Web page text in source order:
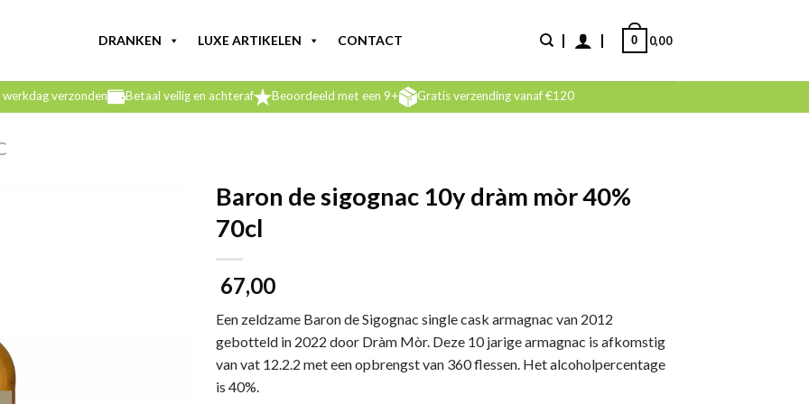
DRANKEN LUXE ARTIKELEN CONTACT 0,00
0
verzonden Betaal veilig en achteraf Beoordeeld met een 9+ Gratis verzending vanaf €120
Baron de sigognac 10y dràm mòr 40%
70cl
67,00
Een zeldzame Baron de Sigognac single cask armagnac van 2012
gebotteld in 2022 door Dràm Mòr. Deze 10 jarige armagnac is afkomstig
van vat 12.2.2 met een opbrengst van 360 flessen. Het alcoholpercentage
is 40%.